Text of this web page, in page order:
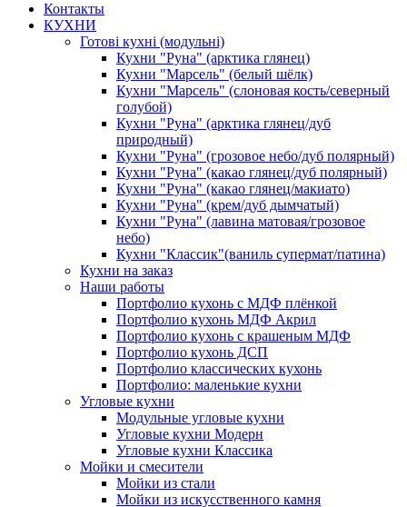
Контакты
КУХНИ
Готові кухні (модульні)
Кухни "Руна" (арктика глянец)
Кухни "Марсель" (белый шёлк)
Кухни "Марсель" (слоновая кость/северный
голубой)
Кухни "Руна" (арктика глянец/дуб
природный)
Кухни "Руна" (грозовое небо/дуб полярный)
Кухни "Руна" (какао глянец/дуб полярный)
Кухни "Руна" (какао глянец/макиато)
Кухни "Руна" (крем/дуб дымчатый)
Кухни "Руна" (лавина матовая/грозовое
небо)
Кухни "Классик"(ваниль супермат/патина)
Кухни на заказ
Наши работы
Портфолио кухонь с МДФ плёнкой
Портфолио кухонь МДФ Акрил
Портфолио кухонь с крашеным МДФ
Портфолио кухонь ДСП
Портфолио классических кухонь
Портфолио: маленькие кухни
Угловые кухни
Модульные угловые кухни
Угловые кухни Модерн
Угловые кухни Классика
Мойки и смесители
Мойки из стали
Мойки из искусственного камня